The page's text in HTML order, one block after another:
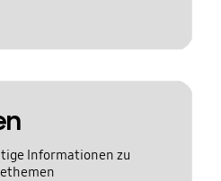
Informationen zu